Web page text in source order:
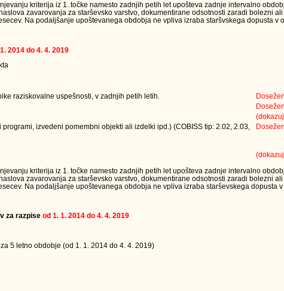
kriterija iz 1. točke namesto zadnjih petih let upošteva zadnje intervalno
zavarovanja za starševsko varstvo, dokumentirane odsotnosti zaradi bolezni
Na podaljšanje upoštevanega obdobja ne vpliva izraba staršvskega dopusta v
2014 do 4. 4. 2019
raziskovalne uspešnosti, v zadnjih petih letih.
izvedeni pomembni objekti ali izdelki ipd.) (COBISS tip: 2.02, 2.03,
kriterija iz 1. točke namesto zadnjih petih let upošteva zadnje intervalno
zavarovanja za starševsko varstvo, dokumentirane odsotnosti zaradi bolezni
Na podaljšanje upoštevanega obdobja ne vpliva izraba starševskega dopusta
za razpise od 1. 1. 2014 do 4. 4. 2019
5 letno obdobje (od 1. 1. 2014 do 4. 4. 2019)